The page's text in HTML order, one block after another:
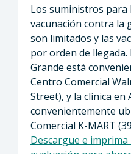
Los suministros para
vacunación contra la
son limitados y las
por orden de llegada.
Grande está
Centro Comercial
Street), y la clínica en
convenientemente
Comercial K-MART
Descargue e